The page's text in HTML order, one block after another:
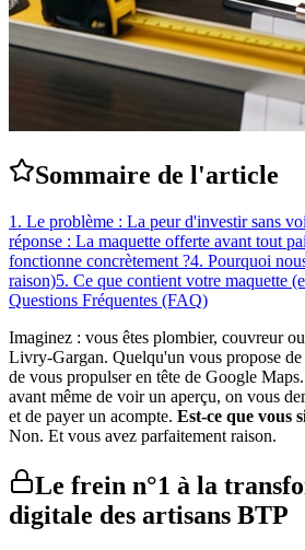
Sommaire de l'article
1. Le problème : La peur d'investir sans
réponse : La maquette offerte avant tout
fonctionne concrètement ?4. Pourquoi
raison)5. Ce que contient votre maquette
Questions Fréquentes (FAQ)
Imaginez : vous êtes plombier, couvreur
Livry-Gargan. Quelqu'un vous propose de
de vous propulser en tête de Google
avant même de voir un aperçu, on vous
et de payer un acompte. Est-ce que vous
Non. Et vous avez parfaitement raison.
Le frein n°1 à la
digitale des artisans BTP